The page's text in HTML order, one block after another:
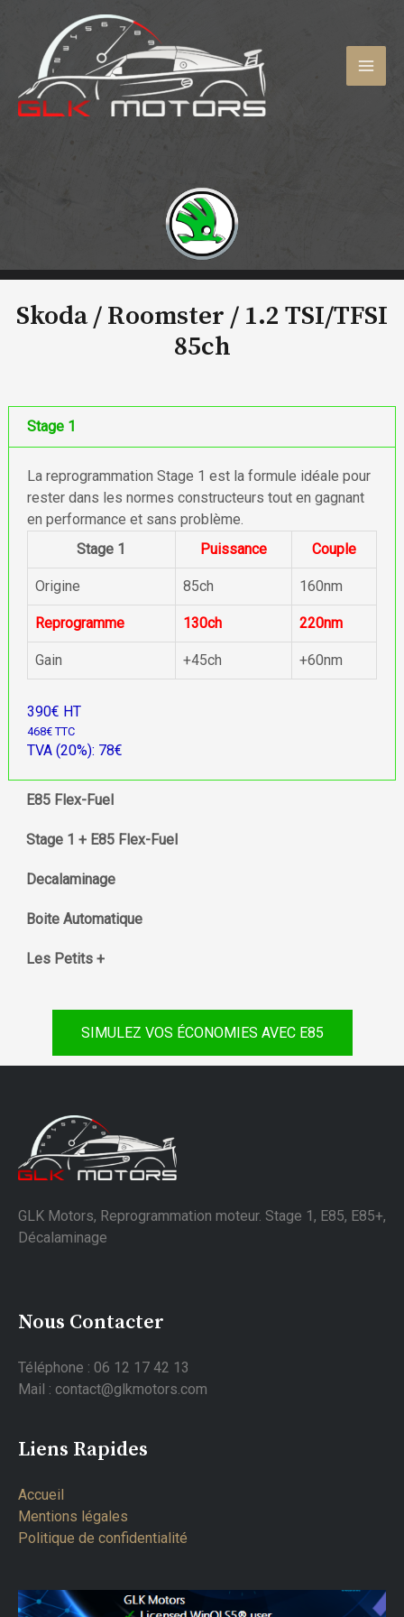
contenu
Skoda / Roomster / 1.2 TSI/TFSI
85ch
Stage 1
La reprogrammation Stage 1 est la formule idéale pour
rester dans les normes constructeurs tout en gagnant
en performance et sans problème.
Stage 1
Puissance Couple
Origine 85ch 160nm
Reprogramme 130ch 220nm
Gain +45ch +60nm
390€ HT
468€ TTC
TVA (20%): 78€
E85 Flex-Fuel
Stage 1 + E85 Flex-Fuel
Decalaminage
Boite Automatique
Les Petits +
SIMULEZ VOS ÉCONOMIES AVEC E85
GLK Motors, Reprogrammation moteur. Stage 1, E85, E85+,
Décalaminage
Nous Contacter
Téléphone : 06 12 17 42 13
Mail : contact@glkmotors.com
Liens Rapides
Accueil
Mentions légales
Politique de confidentialité